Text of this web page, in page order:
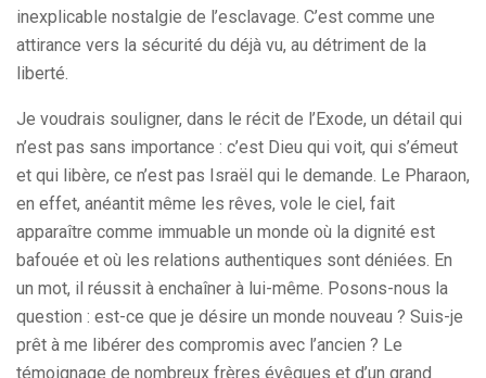
inexplicable nostalgie de l’esclavage. C’est comme une
attirance vers la sécurité du déjà vu, au détriment de la
liberté.
Je voudrais souligner, dans le récit de l’Exode, un détail qui
n’est pas sans importance : c’est Dieu qui voit, qui s’émeut
et qui libère, ce n’est pas Israël qui le demande. Le Pharaon,
en effet, anéantit même les rêves, vole le ciel, fait
apparaître comme immuable un monde où la dignité est
bafouée et où les relations authentiques sont déniées. En
un mot, il réussit à enchaîner à lui-même. Posons-nous la
question : est-ce que je désire un monde nouveau ? Suis-je
prêt à me libérer des compromis avec l’ancien ? Le
témoignage de nombreux frères évêques et d’un grand